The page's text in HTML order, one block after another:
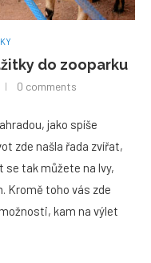
do zooparku
0 comments
jako spíše
zde našla řada zvířat,
se tak můžete na lvy,
Kromě toho vás zde
kam na výlet